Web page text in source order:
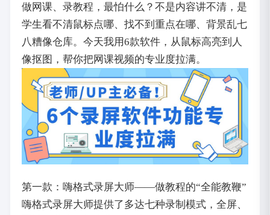
做网课、录教程，最怕什么？不是内容讲不清，是
学生看不清鼠标点哪、找不到重点在哪、背景乱七
八糟像仓库。今天我用6款软件，从鼠标高亮到人
像抠图，帮你把网课视频的专业度拉满。
第一款：嗨格式录屏大师——做教程的“全能教鞭”
嗨格式录屏大师提供了多达七种录制模式，全屏、